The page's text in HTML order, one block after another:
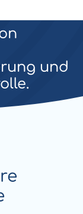
und